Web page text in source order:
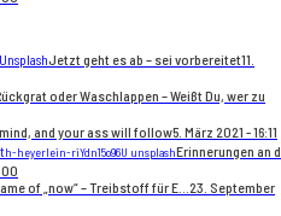
Jetzt geht es ab – sei vorbereitet11.
oder Waschlappen – Weißt Du, wer zu
and your ass will follow5. März 2021 - 16:11
h-heyerlein-riYdn15o96U unsplashErinnerungen an
of „now“ – Treibstoff für E... 23. September